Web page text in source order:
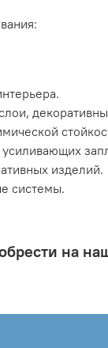
изделий.
системы.
на